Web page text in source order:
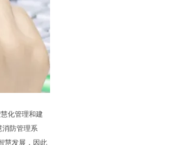
化管理和建
消防管理系
慧发展，因此